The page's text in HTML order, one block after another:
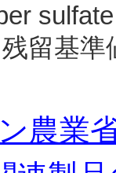
留基
農業